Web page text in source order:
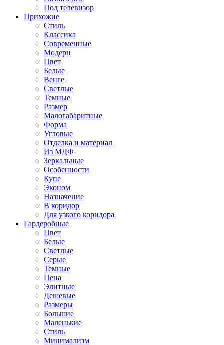
Под телевизор
Прихожие
Стиль
Классика
Современные
Модерн
Цвет
Белые
Венге
Светлые
Темные
Размер
Малогабаритные
Форма
Угловые
Отделка и материал
Из МДФ
Зеркальные
Особенности
Купе
Эконом
Назначение
В коридор
Для узкого коридора
Гардеробные
Цвет
Белые
Светлые
Серые
Темные
Цена
Элитные
Дешевые
Размеры
Большие
Маленькие
Стиль
Минимализм